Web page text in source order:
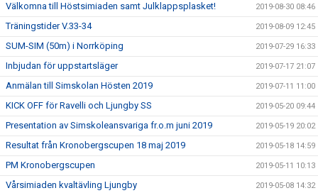
Välkomna till Höstsimiaden samt Julklappsplasket! 2019-08-30 08:46
Träningstider V.33-34 2019-08-09 12:45
SUM-SIM (50m) i Norrköping 2019-07-29 16:33
Inbjudan för uppstartsläger 2019-07-17 21:07
Anmälan till Simskolan Hösten 2019 2019-07-11 11:00
KICK OFF för Ravelli och Ljungby SS 2019-05-20 09:44
Presentation av Simskoleansvariga fr.o.m juni 2019 2019-05-19 20:02
Resultat från Kronobergscupen 18 maj 2019 2019-05-18 14:59
PM Kronobergscupen 2019-05-11 10:13
Vårsimiaden kvaltävling Ljungby 2019-05-08 14:32